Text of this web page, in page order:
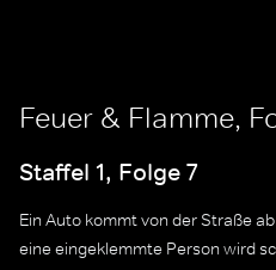
Feuer & Flamme,
Staffel 1, Folge 7
Ein Auto kommt von der Straße
eine eingeklemmte Person wird